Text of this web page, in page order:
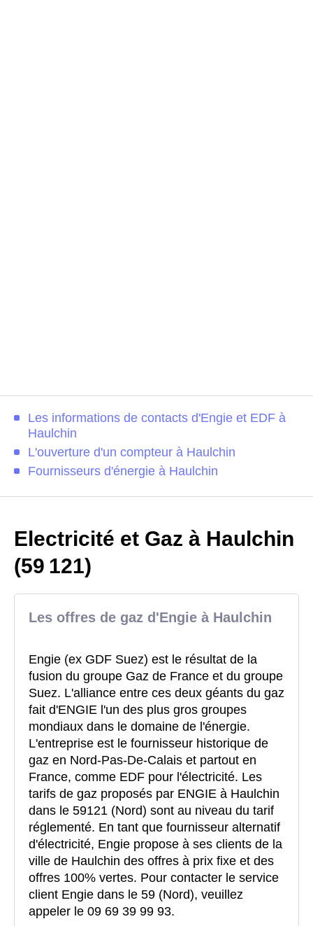
Les informations de contacts d'Engie et EDF à
Haulchin
L'ouverture d'un compteur à Haulchin
Fournisseurs d'énergie à Haulchin
Electricité et Gaz à Haulchin
(59 121)
Les offres de gaz d'Engie à Haulchin
Engie (ex GDF Suez) est le résultat de la
fusion du groupe Gaz de France et du groupe
Suez. L'alliance entre ces deux géants du gaz
fait d'ENGIE l'un des plus gros groupes
mondiaux dans le domaine de l'énergie.
L'entreprise est le fournisseur historique de
gaz en Nord-Pas-De-Calais et partout en
France, comme EDF pour l'électricité. Les
tarifs de gaz proposés par ENGIE à Haulchin
dans le 59121 (Nord) sont au niveau du tarif
réglementé. En tant que fournisseur alternatif
d'électricité, Engie propose à ses clients de la
ville de Haulchin des offres à prix fixe et des
offres 100% vertes. Pour contacter le service
client Engie dans le 59 (Nord), veuillez
appeler le 09 69 39 99 93.